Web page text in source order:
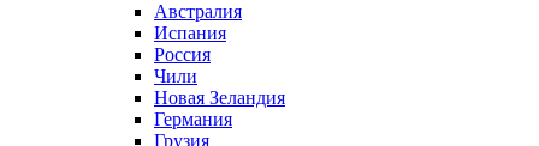
Австралия
Испания
Россия
Чили
Новая Зеландия
Германия
Грузия